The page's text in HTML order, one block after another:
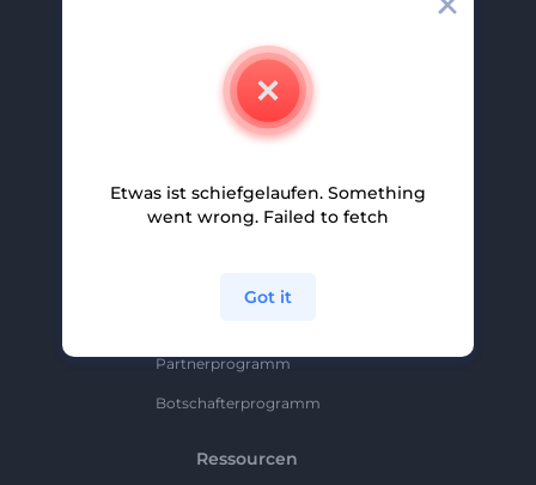
Partnerprogramm
Partnerprogramm
Botschafterprogramm
Ressourcen
Etwas ist schiefgelaufen. Something
went wrong. Failed to fetch
Got it